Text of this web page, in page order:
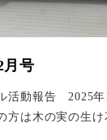
月号
活動報告 2025年
方は木の実の生